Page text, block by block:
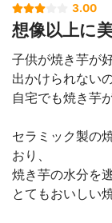
3.00
想像以上に
子供が焼き芋が
出かけられない
自宅でも焼き芋
セラミック製の
おり、
焼き芋の水分を
とてもおいしい